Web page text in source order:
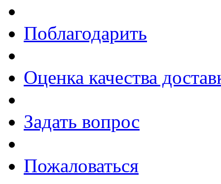
Поблагодарить
Оценка качества
Задать вопрос
Пожаловаться